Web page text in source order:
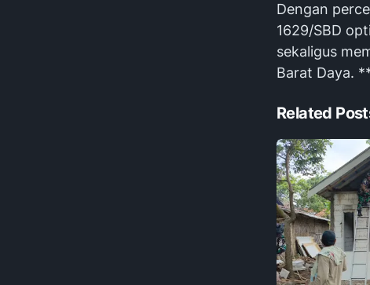
Dengan
1629/SBD
sekaligus
Barat Daya.
Related